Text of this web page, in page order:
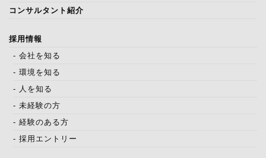
コンサルタント紹介
採用情報
- 会社を知る
- 環境を知る
- 人を知る
- 未経験の方
- 経験のある方
- 採用エントリー